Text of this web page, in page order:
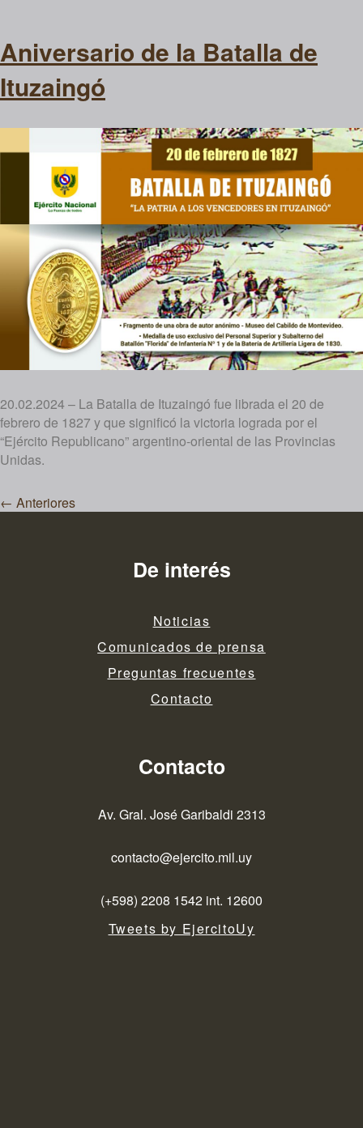
Aniversario de la Batalla de
Ituzaingó
20.02.2024 – La Batalla de Ituzaingó fue librada el 20 de
febrero de 1827 y que significó la victoria lograda por el
“Ejército Republicano” argentino-oriental de las Provincias
Unidas.
de
← Anteriores
De interés
Noticias
Comunicados de prensa
Preguntas frecuentes
Contacto
Contacto
Av. Gral. José Garibaldi 2313
contacto@ejercito.mil.uy
(+598) 2208 1542 int. 12600
Tweets by EjercitoUy